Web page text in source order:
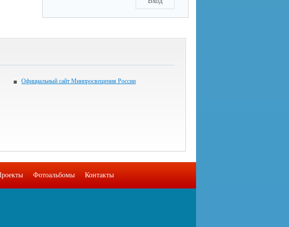
Официальный сайт Минпросвещения России
Фотоальбомы Контакты